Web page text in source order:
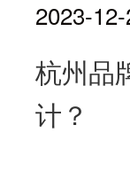
2023-
杭州品
计？